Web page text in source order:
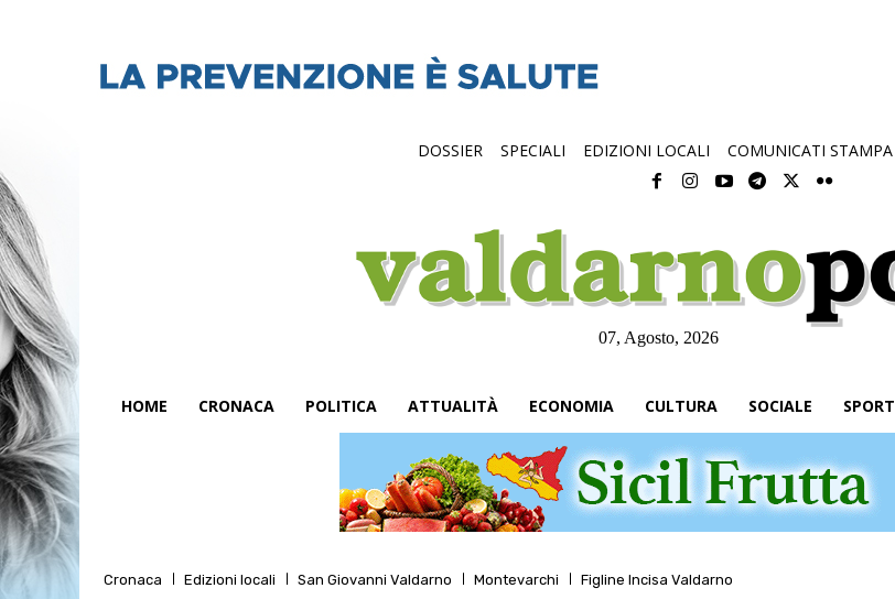
DOSSIER SPECIALI EDIZIONI LOCALI COMUNICATI STAMPA
07, Agosto, 2026
HOME CRONACA POLITICA ATTUALITÀ ECONOMIA CULTURA SOCIALE SPORT
Cronaca Edizioni locali San Giovanni Valdarno Montevarchi Figline Incisa Valdarno